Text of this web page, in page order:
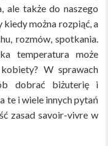
ale także do naszego
można rozpiąć, a
rozmów, spotkania.
temperatura może
W sprawach
dobrać biżuterię i
te i wiele innych pytań
zasad savoir-vivre w